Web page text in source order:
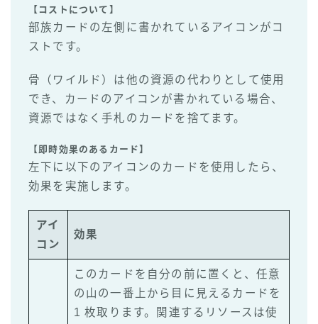
【コストについて】
部族カードの左側に書かれているアイコンがコ
ストです。
骨（ワイルド）は他の資源の代わりとして使用
でき、カードのアイコンが書かれている場合、
資源ではなく手札のカードを捨てます。
【即時効果のあるカード】
左下に以下のアイコンのカードを使用したら、
効果を実施します。
アイ
コン
効果
このカードを自分の前に置くと、任意
の山の一番上から目に見えるカードを
1 枚取ります。関連するリソースは使